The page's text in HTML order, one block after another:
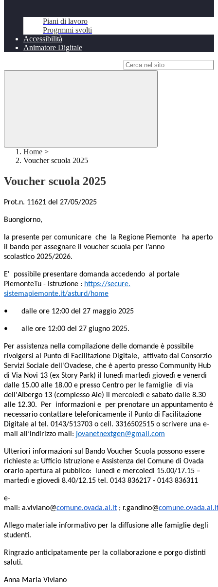
Piani di lavoro
Progrmmi svolti
Accessibilità
Animatore Digitale
Home >
Voucher scuola 2025
Voucher scuola 2025
Prot.n. 11621 del 27/05/2025
Buongiorno,
a presente per comunicare che la Regione Piemonte
ha aperto
il bando per assegnare il voucher scuola per l’anno
scolastico 2025/2026.
E' possibile presentare domanda accedendo al portale
PiemonteTu - Istruzione : https://secure.
sistemapiemonte.it/asturd/home
• dalle ore 12:00 del 27 maggio 2025
• alle ore 12:00 del 27 giugno 2025.
Per assistenza nella compilazione delle domande è possibile
rivolgersi al Punto di Facilitazione Digitale, attivato dal Consorzio
Servizi Sociale dell'Ovadese, che è aperto presso Community Hub
di Via Novi 13 (ex Story Park) il lunedì martedì giovedì e venerdì
dalle 15.00 alle 18.00 e presso Centro per le famiglie di via
dell'Albergo 13 (complesso Aie) il mercoledì e sabato dalle 8.30
alle 12.30.
Per informazioni e per prenotare un appuntamento è
necessario contattare telefonicamente il Punto di Facilitazione
Digitale al tel. 0143/513703 o cell. 3316502515 o scrivere una e-
mail all’indirizzo mail: jovanetnextgen@gmail.com
Ulteriori informazioni sul Bando Voucher Scuola possono essere
richieste a: Ufficio Istruzione e Assistenza del Comune di Ovada
orario apertura al pubblico: lunedì e mercoledì 15.00/17.15 –
martedì e giovedì 8.40/12.15 tel. 0143 836217 - 0143 836311
e-
mail: a.viviano@comune.ovada.al.it ; r.gandino@
Allego materiale informativo per la diffusione alle famiglie degli
studenti.
Ringrazio anticipatamente per la collaborazione e porgo distinti
saluti.
Anna Maria Viviano